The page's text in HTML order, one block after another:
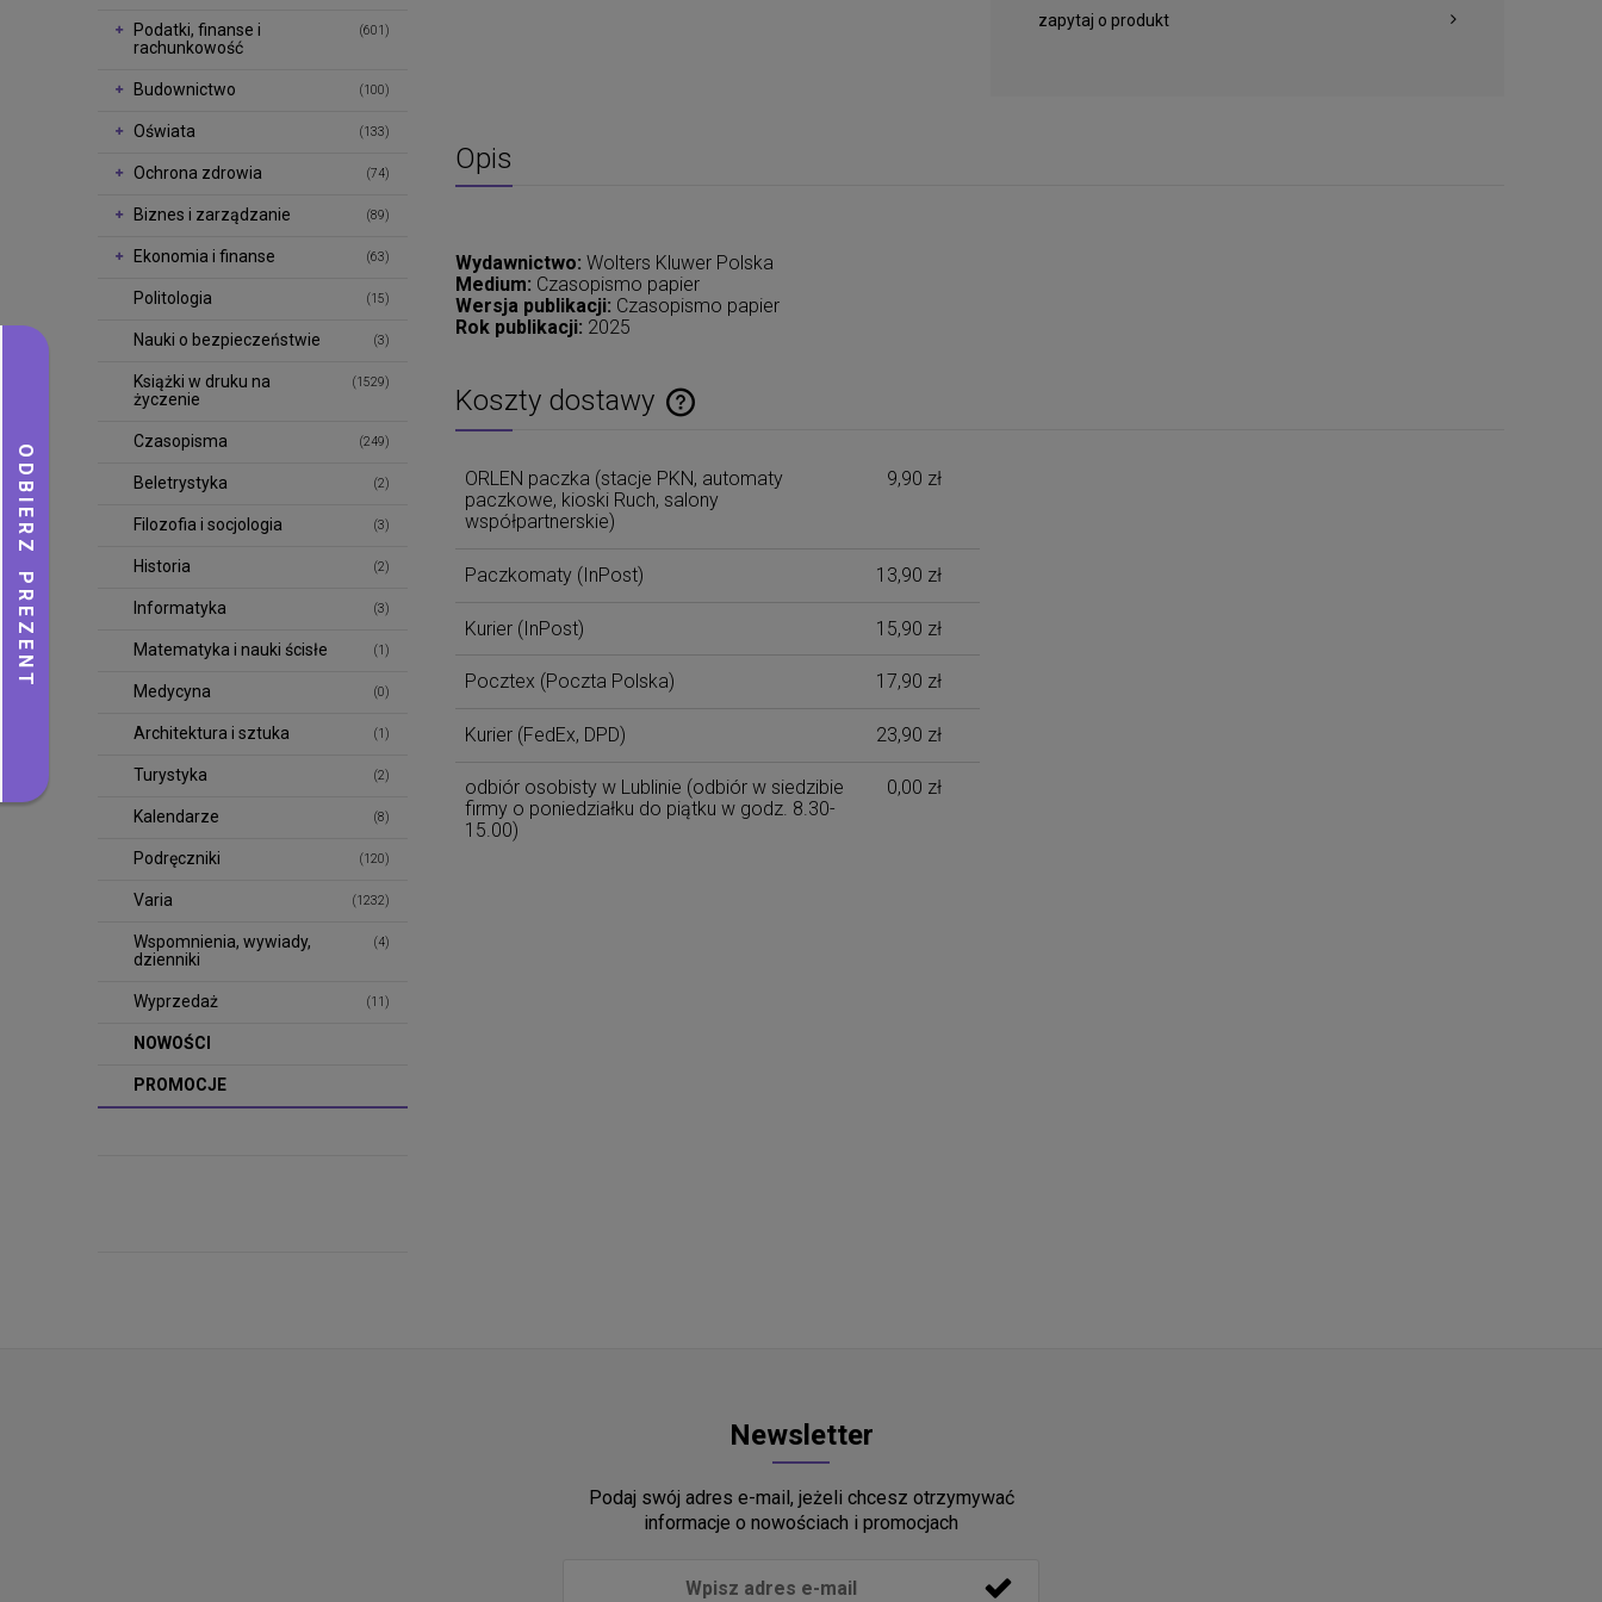
Podatki, finanse i
rachunkowość
(601)
Budownictwo (100)
Oświata (133)
Ochrona zdrowia (74)
Biznes i zarządzanie (89)
Ekonomia i finanse (63)
Politologia (15)
Nauki o bezpieczeństwie (3)
Książki w druku na
życzenie
(1529)
Czasopisma (249)
Beletrystyka (2)
Filozofia i socjologia (3)
Historia (2)
Informatyka (3)
Matematyka i nauki ścisłe (1)
Medycyna (0)
Architektura i sztuka (1)
Turystyka (2)
Kalendarze (8)
Podręczniki (120)
Varia (1232)
Wspomnienia, wywiady,
dzienniki
(4)
Wyprzedaż (11)
NOWOŚCI
PROMOCJE
zapytaj o produkt
Opis
Wydawnictwo: Wolters Kluwer Polska
Medium: Czasopismo papier
Wersja publikacji: Czasopismo papier
Rok publikacji: 2025
Koszty dostawy
płatności
ORLEN paczka (stacje PKN, automaty
paczkowe, kioski Ruch, salony
współpartnerskie)
9,90 zł
Paczkomaty (InPost) 13,90 zł
Kurier (InPost) 15,90 zł
Pocztex (Poczta Polska) 17,90 zł
Kurier (FedEx, DPD) 23,90 zł
odbiór osobisty w Lublinie (odbiór w siedzibie
firmy o poniedziałku do piątku w godz. 8.30-
15.00)
0,00 zł
Newsletter
Podaj swój adres e-mail, jeżeli chcesz otrzymywać
informacje o nowościach i promocjach